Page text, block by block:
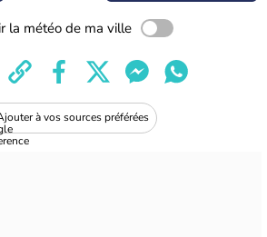
la météo de ma ville
à vos sources préférées